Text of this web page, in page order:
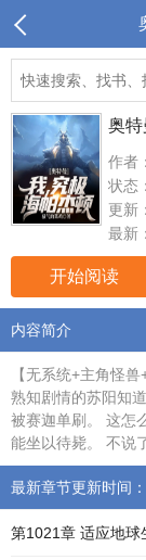
奥
作者
状态
更新
最新：
开始阅读
内容简介
【无系统+主角怪
熟知剧情的苏阳知
被赛迦单刷。 这怎
能坐以待毙。 不说
最新章节更新时间
第1021章 适应地球